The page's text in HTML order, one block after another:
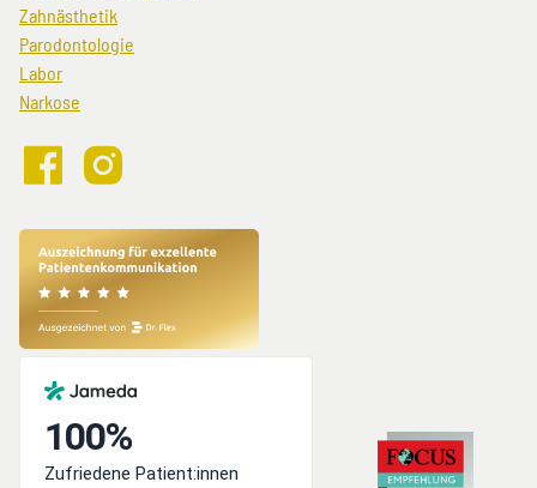
Zahnästhetik
Parodontologie
Labor
Narkose
Crown48
bei